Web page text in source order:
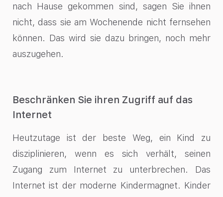
nach Hause gekommen sind, sagen Sie ihnen
nicht, dass sie am Wochenende nicht fernsehen
können. Das wird sie dazu bringen, noch mehr
auszugehen.
Beschränken Sie ihren Zugriff auf das
Internet
Heutzutage ist der beste Weg, ein Kind zu
disziplinieren, wenn es sich verhält, seinen
Zugang zum Internet zu unterbrechen. Das
Internet ist der moderne Kindermagnet. Kinder